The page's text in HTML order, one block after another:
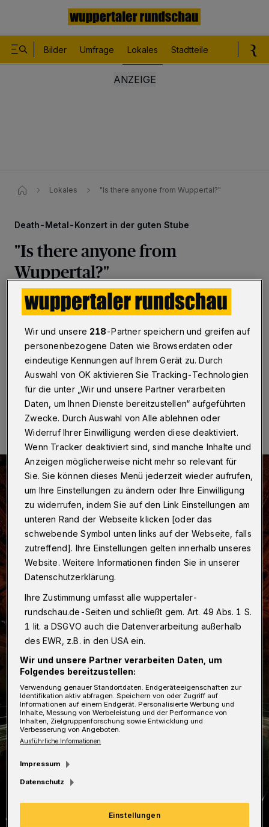
Bilder Umfrage Lokales Stadtteile
Lokales "Is there anyone from Wuppertal?"
Death-Metal-Konzert in der guten Stube
"Is there anyone from
Wuppertal?"
Wuppertal · Waren Sie schon mal in einem Death-
Metal-Konzert? Die Kollegen schienen ein wenig
überrascht, als ich Mittwoch berichtete, nicht "In aller
Freundschaft" oder das EM-Aus der Holländer
gesehen zu haben, sondern "Opeth" in der Stadthalle.
18.10.2015 , 16:00 Uhr Eine Minute Lesezeit
Wir und unsere 218-Partner speichern und greifen auf
personenbezogene Daten wie Browserdaten oder
eindeutige Kennungen auf Ihrem Gerät zu. Durch
Auswahl von OK aktivieren Sie Tracking-Technologien
für die unter „Wir und unsere Partner verarbeiten
Daten, um Ihnen Dienste bereitzustellen“ aufgeführten
Zwecke. Durch Auswahl von Alle ablehnen oder
Widerruf Ihrer Einwilligung werden diese deaktiviert.
Wenn Tracker deaktiviert sind, sind manche Inhalte und
Anzeigen möglicherweise nicht mehr so relevant für
Sie. Sie können dieses Menü jederzeit wieder aufrufen,
um Ihre Einstellungen zu ändern oder Ihre Einwilligung
zu widerrufen, indem Sie auf den Link Einstellungen am
unteren Rand der Webseite klicken [oder das
schwebende Symbol unten links auf der Webseite, falls
zutreffend]. Ihre Einstellungen gelten innerhalb unseres
Website. Weitere Informationen finden Sie in unserer
Datenschutzerklärung.
Ihre Zustimmung umfasst alle wuppertaler-
rundschau.de-Seiten und schließt gem. Art. 49 Abs. 1 S.
1 lit. a DSGVO auch die Datenverarbeitung außerhalb
des EWR, z.B. in den USA ein.
Wir und unsere Partner verarbeiten Daten, um
Folgendes bereitzustellen:
Verwendung genauer Standortdaten. Endgeräteeigenschaften zur
Identifikation aktiv abfragen. Speichern von oder Zugriff auf
Informationen auf einem Endgerät. Personalisierte Werbung und
Inhalte, Messung von Werbeleistung und der Performance von
Inhalten, Zielgruppenforschung sowie Entwicklung und
Verbesserung von Angeboten.
Ausführliche Informationen
Impressum
Datenschutz
Einstellungen